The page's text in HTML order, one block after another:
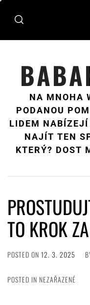
NA MNOHA
PODANOU
LIDEM
NAJÍT TEN
KTERÝ? DOST
TO KROK
POSTED ON 12. 3. 2025
POSTED IN NEZAŘAZENÉ